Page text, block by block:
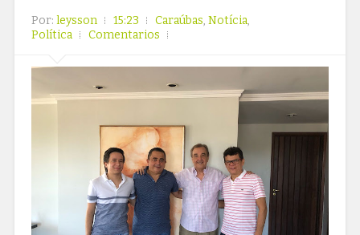
Por: leysson 15:23 Caraúbas, Notícia,
Política
Comentarios